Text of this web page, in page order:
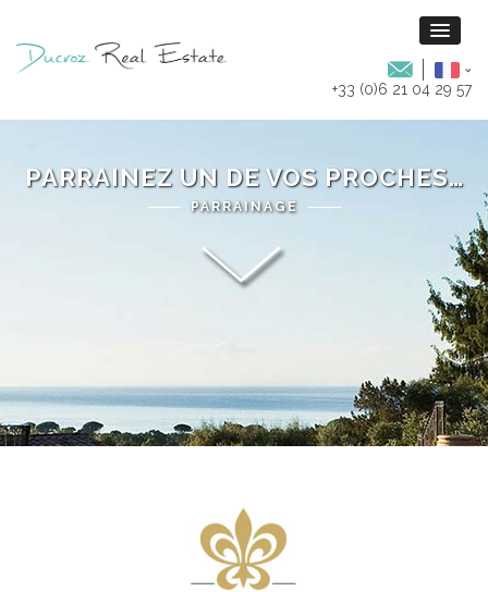
+33 (0)6 21 04 29 57
PARRAINEZ UN DE VOS PROCHES…
PARRAINAGE